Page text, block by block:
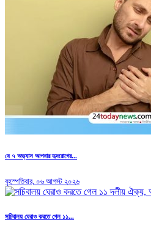
যে ৭ অভ্যাস আপনার হৃদরোগের...
বৃহস্পতিবার, ০৬ আগস্ট ২০২৬
সচিবালয় ঘেরাও করতে গেল ১১...